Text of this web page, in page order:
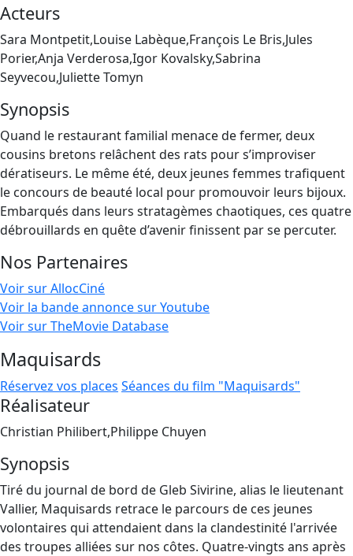
Acteurs
Sara Montpetit,Louise Labèque,François Le Bris,Jules
Porier,Anja Verderosa,Igor Kovalsky,Sabrina
Seyvecou,Juliette Tomyn
Synopsis
Quand le restaurant familial menace de fermer, deux
cousins bretons relâchent des rats pour s’improviser
dératiseurs. Le même été, deux jeunes femmes trafiquent
le concours de beauté local pour promouvoir leurs bijoux.
Embarqués dans leurs stratagèmes chaotiques, ces quatre
débrouillards en quête d’avenir finissent par se percuter.
Nos Partenaires
Voir sur AllocCiné
Voir la bande annonce sur Youtube
Voir sur TheMovie Database
Maquisards
Réservez vos places Séances du film "Maquisards"
Réalisateur
Christian Philibert,Philippe Chuyen
Synopsis
Tiré du journal de bord de Gleb Sivirine, alias le lieutenant
Vallier, Maquisards retrace le parcours de ces jeunes
volontaires qui attendaient dans la clandestinité l'arrivée
des troupes alliées sur nos côtes. Quatre-vingts ans après